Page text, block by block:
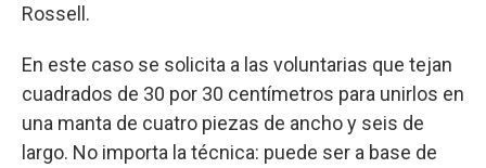
Rossell.
En este caso se solicita a las voluntarias que tejan
cuadrados de 30 por 30 centímetros para unirlos en
una manta de cuatro piezas de ancho y seis de
largo. No importa la técnica: puede ser a base de